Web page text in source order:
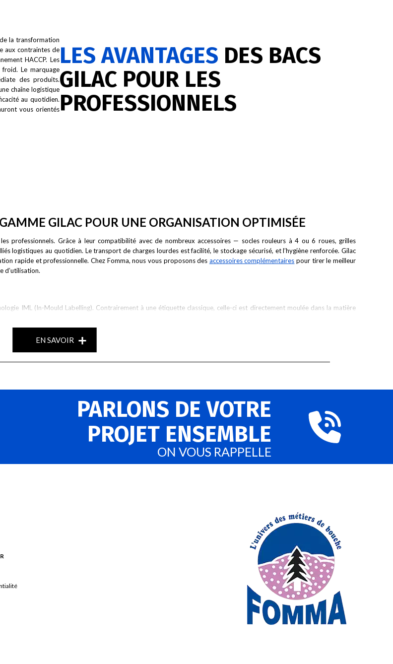
LES AVANTAGES DES BACS
GILAC POUR LES
PROFESSIONNELS
la transformation
aux contraintes de
HACCP. Les
Le marquage
des produits.
chaîne logistique
au quotidien.
vous orientés
GILAC POUR UNE ORGANISATION OPTIMISÉE
professionnels. Grâce à leur compatibilité avec de nombreux accessoires — socles rouleurs à 4 ou 6 roues, grilles
logistiques au quotidien. Le transport de charges lourdes est facilité, le stockage sécurisé, et l’hygiène renforcée. Gilac
rapide et professionnelle. Chez Fomma, nous vous proposons des accessoires complémentaires pour tirer le meilleur
d’utilisation.
IML (In-Mould Labelling). Contrairement à une étiquette classique, celle-ci est directement moulée dans la matière
le support. Ce système est idéal pour les environnements
Fabriqués en Europe à partir de PEHD recyclable, ces bacs sont conçus pour résister aux chocs, aux variations
contenants alimentaires professionnels. Spécialisée dans la fabrication de bacs, caisses, seaux, cuves et accessoires pour
sont fabriqués en France, dans le respect des normes sanitaires les plus strictes. La marque propose également des
nous avons sélectionné les produits Gilac pour leur fiabilité, leur durabilité et leur adaptation parfaite aux exigences
de l’étude initiale jusqu’à l’installation finale. Notre équipe d’experts analyse vos besoins, optimise l’agencement de
optimale, une efficacité maximale et le respect des normes d’hygiène et de sécurité. Que ce soit pour la création
une solution clé en main, pensée pour améliorer votre productivité et répondre aux exigences de votre activité. Avec
EN SAVOIR
PARLONS DE VOTRE
PROJET ENSEMBLE
ON VOUS RAPPELLE